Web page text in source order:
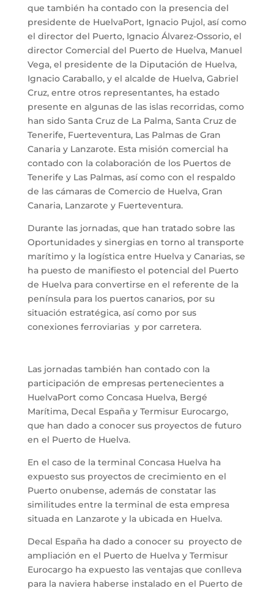
que también ha contado con la presencia del
presidente de HuelvaPort, Ignacio Pujol, así como
el director del Puerto, Ignacio Álvarez-Ossorio, el
director Comercial del Puerto de Huelva, Manuel
Vega, el presidente de la Diputación de Huelva,
Ignacio Caraballo, y el alcalde de Huelva, Gabriel
Cruz, entre otros representantes, ha estado
presente en algunas de las islas recorridas, como
han sido Santa Cruz de La Palma, Santa Cruz de
Tenerife, Fuerteventura, Las Palmas de Gran
Canaria y Lanzarote. Esta misión comercial ha
contado con la colaboración de los Puertos de
Tenerife y Las Palmas, así como con el respaldo
de las cámaras de Comercio de Huelva, Gran
Canaria, Lanzarote y Fuerteventura.
Durante las jornadas, que han tratado sobre las
Oportunidades y sinergias en torno al transporte
marítimo y la logística entre Huelva y Canarias, se
ha puesto de manifiesto el potencial del Puerto
de Huelva para convertirse en el referente de la
península para los puertos canarios, por su
situación estratégica, así como por sus
conexiones ferroviarias y por carretera.
Las jornadas también han contado con la
participación de empresas pertenecientes a
HuelvaPort como Concasa Huelva, Bergé
Marítima, Decal España y Termisur Eurocargo,
que han dado a conocer sus proyectos de futuro
en el Puerto de Huelva.
En el caso de la terminal Concasa Huelva ha
expuesto sus proyectos de crecimiento en el
Puerto onubense, además de constatar las
similitudes entre la terminal de esta empresa
situada en Lanzarote y la ubicada en Huelva.
Decal España ha dado a conocer su proyecto de
ampliación en el Puerto de Huelva y Termisur
Eurocargo ha expuesto las ventajas que conlleva
para la naviera haberse instalado en el Puerto de